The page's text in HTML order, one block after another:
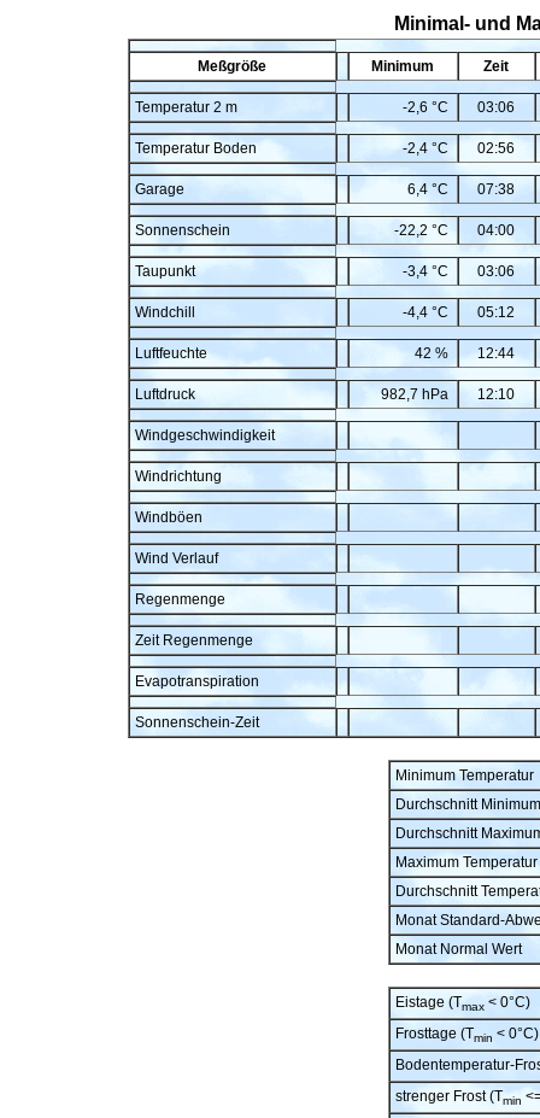
Minimal- und
Meßgröße Minimum Zeit
Temperatur 2 m -2,6 °C 03:06
Temperatur Boden -2,4 °C 02:56
Garage 6,4 °C 07:38
Sonnenschein -22,2 °C 04:00
Taupunkt -3,4 °C 03:06
Windchill -4,4 °C 05:12
Luftfeuchte 42 % 12:44
Luftdruck 982,7 hPa 12:10
Windgeschwindigkeit
Windrichtung
Windböen
Wind Verlauf
Regenmenge
Zeit Regenmenge
Evapotranspiration
Sonnenschein-Zeit
Minimum Temperatur
Durchschnitt
Durchschnitt
Maximum Temperatur
Durchschnitt
Monat Standard-
Monat Normal Wert
Eistage (Tmax< 0°C)
Frosttage (Tmin < 0°C)
Bodentemperatur-
strenger Frost (Tmin